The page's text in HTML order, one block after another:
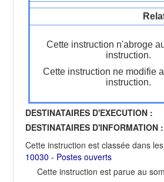
Cette instruction n'abroge
instruction.
Cette instruction ne modifie
instruction.
DESTINATAIRES D'EXECUTION :
DESTINATAIRES D'INFORMATION :
Cette instruction est classée dans
10030 - Postes ouverts
Cette instruction est parue au